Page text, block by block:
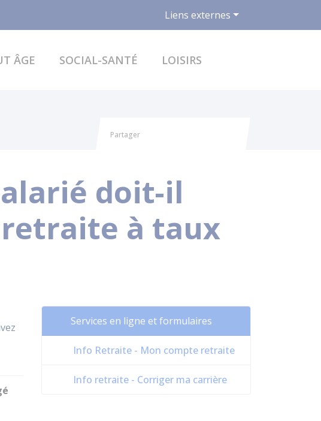
Liens externes
ÂGE SOCIAL-SANTÉ LOISIRS
Partager
doit-il
à taux
Services en ligne et formulaires
Info Retraite - Mon compte retraite
Info retraite - Corriger ma carrière